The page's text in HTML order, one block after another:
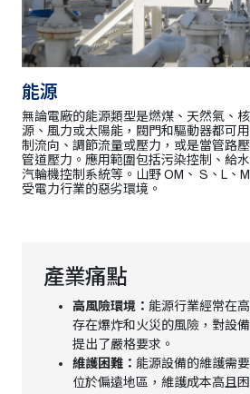
能源
無論電廠的能源類型是燃煤、天然氣、
源、風力或太陽能，閥門和驅動器都可
制流向、調節流量或壓力，或是當管路
管道壓力。應用範圍包括污染控制、給
汽輪機控制系統等。山野 OM、 S、L、
受電力行業的惡劣環境。
產業痛點
高風險環境： 能源行業經常在
存在爆炸和火災的風險，對設
提出了嚴格要求。
維護困難： 能源設備的維護需
位於偏遠地區，維護成本高且困